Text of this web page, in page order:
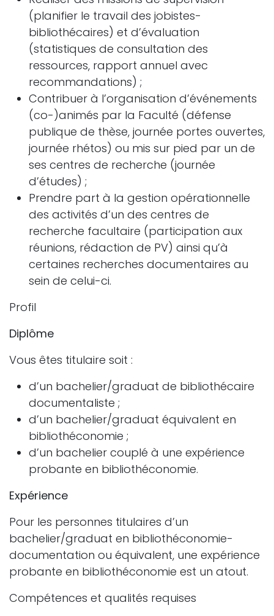
(planifier le travail des jobistes-
bibliothécaires) et d’évaluation
(statistiques de consultation des
ressources, rapport annuel avec
recommandations) ;
Contribuer à l’organisation d’événements
(co-)animés par la Faculté (défense
publique de thèse, journée portes ouvertes,
journée rhétos) ou mis sur pied par un de
ses centres de recherche (journée
d’études) ;
Prendre part à la gestion opérationnelle
des activités d’un des centres de
recherche facultaire (participation aux
réunions, rédaction de PV) ainsi qu’à
certaines recherches documentaires au
sein de celui-ci.
Profil
Diplôme
Vous êtes titulaire soit :
d’un bachelier/graduat de bibliothécaire
documentaliste ;
d’un bachelier/graduat équivalent en
bibliothéconomie ;
d’un bachelier couplé à une expérience
probante en bibliothéconomie.
Expérience
Pour les personnes titulaires d’un
bachelier/graduat en bibliothéconomie-
documentation ou équivalent, une expérience
probante en bibliothéconomie est un atout.
Compétences et qualités requises